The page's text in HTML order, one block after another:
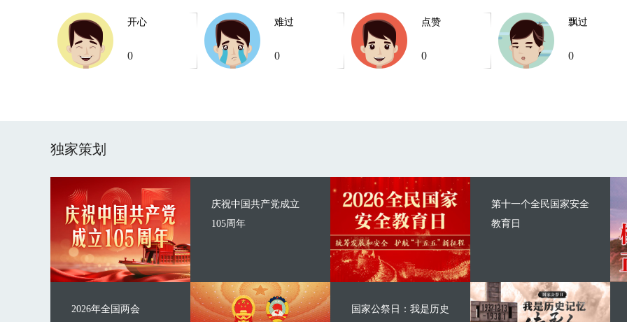
开心
0
难过
0
点赞
0
飘过
0
独家策划
庆祝中国共产党成立
105周年
2026年全国两会
第十一个全民国家安全
教育日
国家公祭日：我是历史